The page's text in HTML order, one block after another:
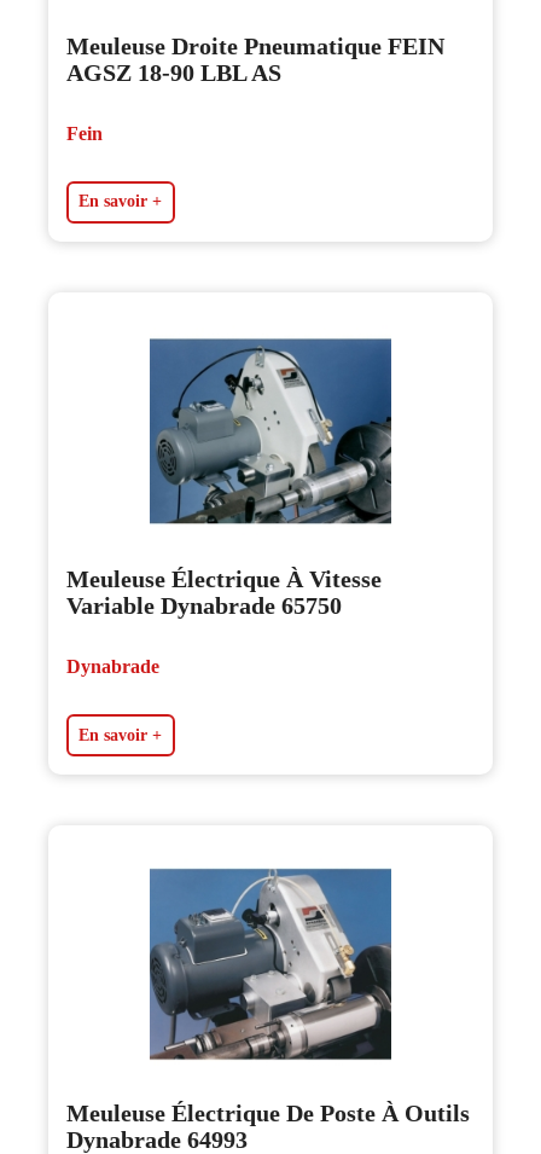
Meuleuse Droite Pneumatique FEIN
AGSZ 18-90 LBL AS
Fein
En savoir +
Meuleuse Électrique À Vitesse
Variable Dynabrade 65750
Dynabrade
En savoir +
Meuleuse Électrique De Poste À Outils
Dynabrade 64993